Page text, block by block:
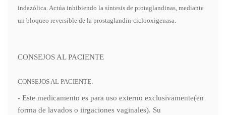
indazólica. Actúa inhibiendo la síntesis de protaglandinas, mediante
un bloqueo reversible de la prostaglandin-ciclooxigenasa.
CONSEJOS AL PACIENTE
CONSEJOS AL PACIENTE:
- Este medicamento es para uso externo exclusivamente(en
forma de lavados o iirgaciones vaginales). Su